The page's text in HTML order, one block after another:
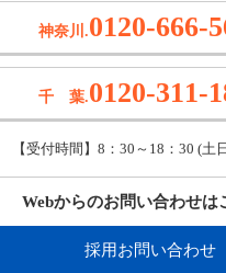
神奈川.0120-666-
千 葉.0120-311-
【受付時間】8：30～18：30 (土
Webからのお問い合わせは
採用お問い合わせ